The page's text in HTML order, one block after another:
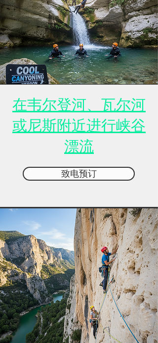
在韦尔登河、瓦尔河
或尼斯附近进行峡谷
漂流
致电预订